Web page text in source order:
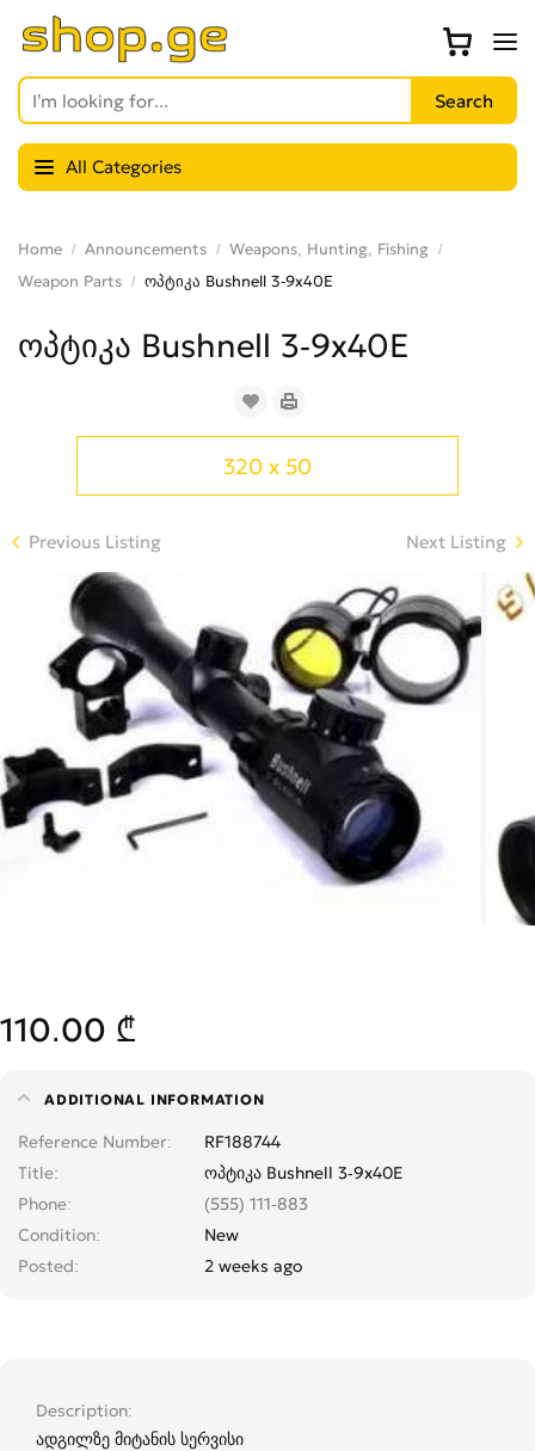
All Categories
Home Announcements
Weapons, Hunting, Fishing
Weapon Parts
ოპტიკა Bushnell 3-9x40E
ოპტიკა Bushnell 3-9x40E
320 x 50
Previous Listing Next Listing
110.00 ₾
ADDITIONAL INFORMATION
Reference Number
RF188744
Title
ოპტიკა Bushnell 3-9x40E
Phone
(555) 111-883
Condition
New
Posted
2 weeks ago
Description
ადგილზე მიტანის სერვისი